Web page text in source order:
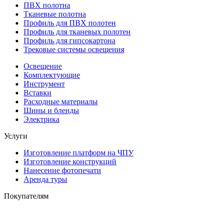
ПВХ полотна
Тканевые полотна
Профиль для ПВХ полотен
Профиль для тканевых полотен
Профиль для гипсокартона
Трековые системы освещения
Освещение
Комплектующие
Инструмент
Вставки
Расходные материалы
Шины и бленды
Электрика
Услуги
Изготовление платформ на ЧПУ
Изготовление конструкций
Нанесение фотопечати
Аренда туры
Покупателям